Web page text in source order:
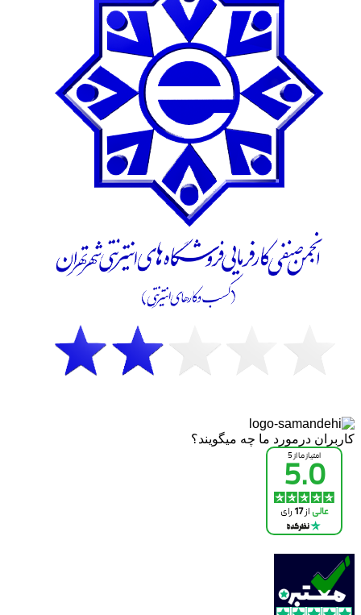
کاربران درمورد ما چه میگویند؟